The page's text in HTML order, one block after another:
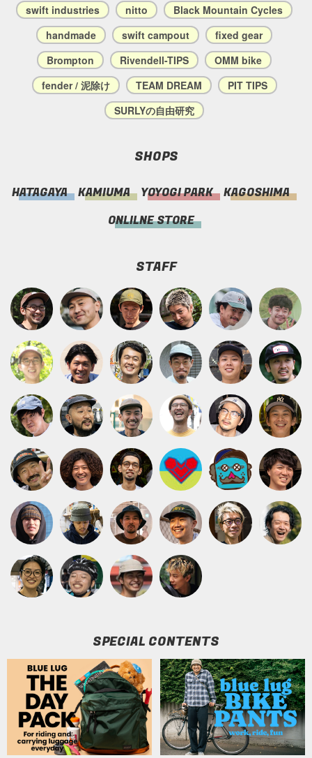
swift industries
nitto
Black Mountain Cycles
handmade
swift campout
fixed gear
Brompton
Rivendell-TIPS
OMM bike
fender / 泥除け
TEAM DREAM
PIT TIPS
SURLYの自由研究
SHOPS
HATAGAYA KAMIUMA YOYOGI PARK
KAGOSHIMA
ONLILNE STORE
STAFF
SPECIAL CONTENTS